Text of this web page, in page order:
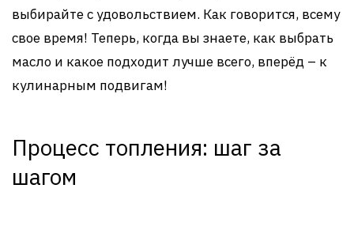
выбирайте с удовольствием. Как говорится, всему
свое время! Теперь, когда вы знаете, как выбрать
масло и какое подходит лучше всего, вперёд – к
кулинарным подвигам!
Процесс топления: шаг за
шагом